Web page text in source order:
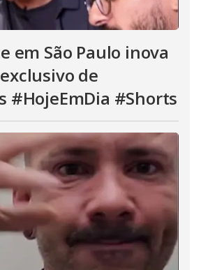
em São Paulo inova
de
#HojeEmDia #Shorts